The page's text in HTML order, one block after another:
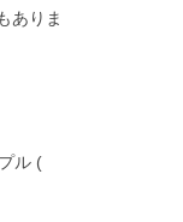
ありま
ル (